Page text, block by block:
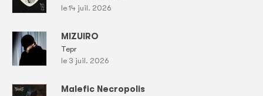
le 14 juil. 2026
MIZUIRO
Tepr
le 3 juil. 2026
Malefic Necropolis